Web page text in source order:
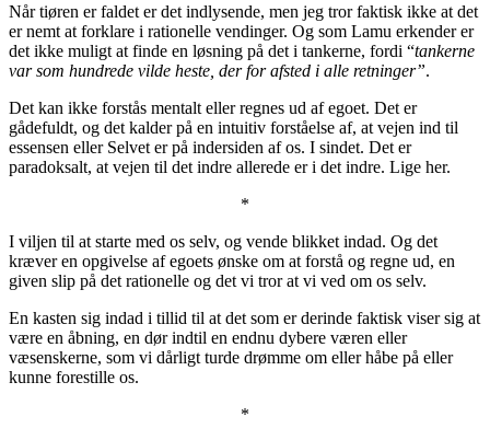
Når tiøren er faldet er det indlysende, men jeg tror faktisk ikke at det
er nemt at forklare i rationelle vendinger. Og som Lamu erkender er
det ikke muligt at finde en løsning på det i tankerne, fordi “tankerne
var som hundrede vilde heste, der for afsted i alle retninger”.
Det kan ikke forstås mentalt eller regnes ud af egoet. Det er
gådefuldt, og det kalder på en intuitiv forståelse af, at vejen ind til
essensen eller Selvet er på indersiden af os. I sindet. Det er
paradoksalt, at vejen til det indre allerede er i det indre. Lige her.
*
I viljen til at starte med os selv, og vende blikket indad. Og det
kræver en opgivelse af egoets ønske om at forstå og regne ud, en
given slip på det rationelle og det vi tror at vi ved om os selv.
En kasten sig indad i tillid til at det som er derinde faktisk viser sig at
være en åbning, en dør indtil en endnu dybere væren eller
væsenskerne, som vi dårligt turde drømme om eller håbe på eller
kunne forestille os.
*